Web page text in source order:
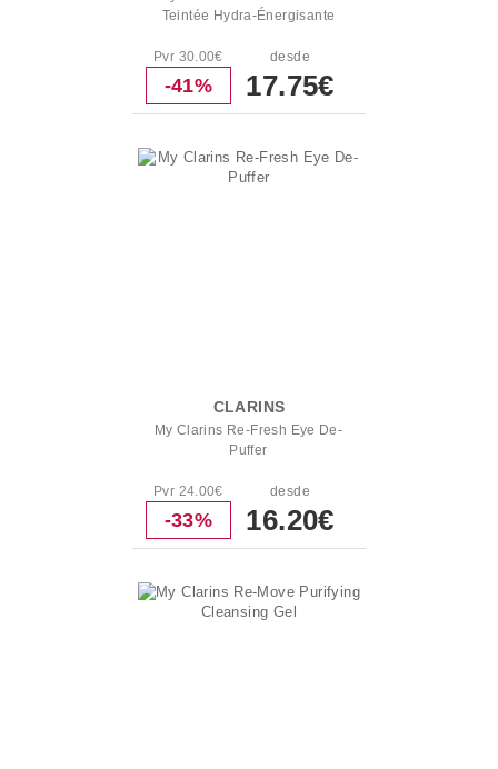
Teintée Hydra-Énergisante
Pvr 30.00€
-41%
desde
17.75€
CLARINS
My Clarins Re-Fresh Eye De-
Puffer
Pvr 24.00€
-33%
desde
16.20€